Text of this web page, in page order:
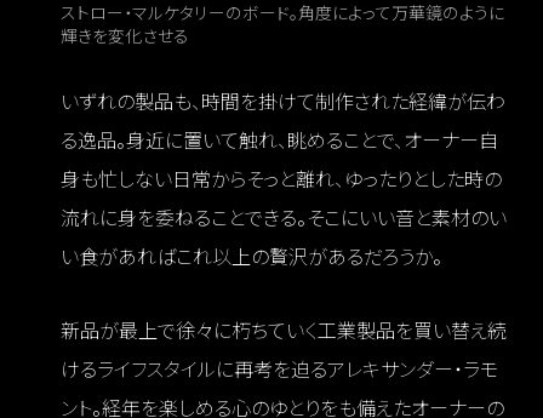
ストロー・マルケタリーのボード。角度によって万華鏡のように
輝きを変化させる
いずれの製品も、時間を掛けて制作された経緯が伝わ
る逸品。身近に置いて触れ、眺めることで、オーナー自
身も忙しない日常からそっと離れ、ゆったりとした時の
流れに身を委ねることできる。そこにいい音と素材のい
い食があればこれ以上の贅沢があるだろうか。
新品が最上で徐々に朽ちていく工業製品を買い替え続
けるライフスタイルに再考を迫るアレキサンダー・ラモ
ント。経年を楽しめる心のゆとりをも備えたオーナーの